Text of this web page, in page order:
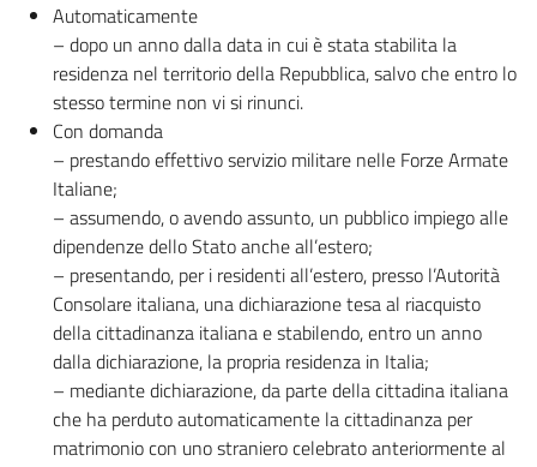
Automaticamente
– dopo un anno dalla data in cui è stata stabilita la
residenza nel territorio della Repubblica, salvo che entro lo
stesso termine non vi si rinunci.
Con domanda
– prestando effettivo servizio militare nelle Forze Armate
Italiane;
– assumendo, o avendo assunto, un pubblico impiego alle
dipendenze dello Stato anche all’estero;
– presentando, per i residenti all’estero, presso l’Autorità
Consolare italiana, una dichiarazione tesa al riacquisto
della cittadinanza italiana e stabilendo, entro un anno
dalla dichiarazione, la propria residenza in Italia;
– mediante dichiarazione, da parte della cittadina italiana
che ha perduto automaticamente la cittadinanza per
matrimonio con uno straniero celebrato anteriormente al